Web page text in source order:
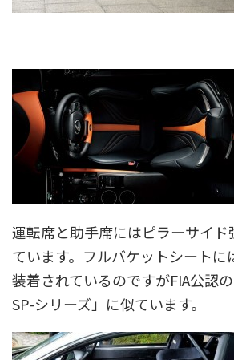
運転席と助手席にはピラーサイ
ています。フルバケットシートに
装着されているのですがFIA公認の
SP-シリーズ」に似ています。